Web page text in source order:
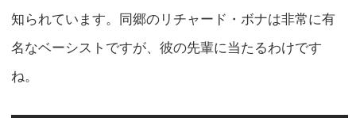
知られています。同郷のリチャード・ボナは非常に有
名なベーシストですが、彼の先輩に当たるわけです
ね。